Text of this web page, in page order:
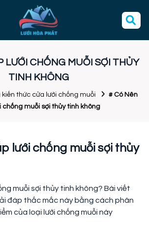
LƯỚI CHỐNG MUỖI SỢI THỦY
TINH KHÔNG
kiến thức cửa lưới chống muỗi
# Có Nên
chống muỗi sợi thủy tinh không
lưới chống muỗi sợi thủy
muỗi sợi thủy tinh không? Bài viết
đáp thắc mắc này bằng cách phân
của loại lưới chống muỗi này